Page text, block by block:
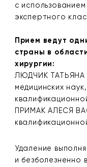
с
экспертного
Прием ведут
страны в
хирургии:
ЛЮДЧИК ТАТЬЯНА
медицинских
ПРИМАК АЛЕСЯ
Удаление
и безболезненно